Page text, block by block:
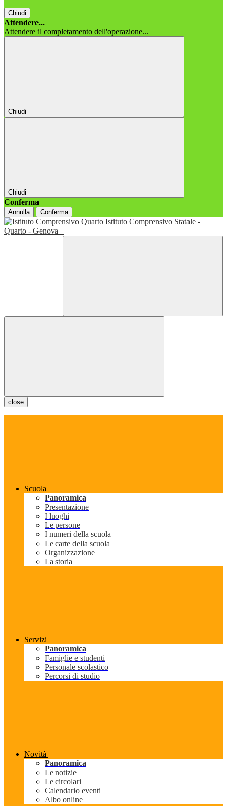
Chiudi
Attendere...
Attendere il completamento dell'operazione...
Chiudi
Chiudi
Conferma
Annulla Conferma
Istituto Comprensivo Statale -
Quarto - Genova
close
Scuola
Panoramica
Presentazione
I luoghi
Le persone
I numeri della scuola
Le carte della scuola
Organizzazione
La storia
Servizi
Panoramica
Famiglie e studenti
Personale scolastico
Percorsi di studio
Novità
Panoramica
Le notizie
Le circolari
Calendario eventi
Albo online